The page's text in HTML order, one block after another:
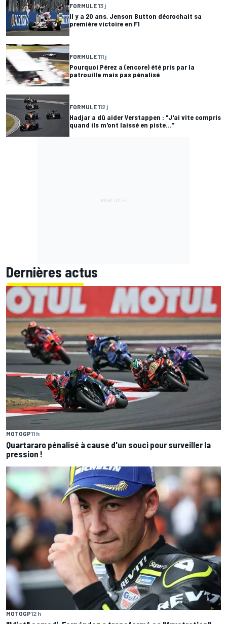
FORMULE 13 j
Il y a 20 ans, Jenson Button décrochait sa
première victoire en F1
FORMULE 111 j
Pourquoi Pérez a (encore) été pris par la
patrouille mais pas pénalisé
FORMULE 112 j
Hadjar a dû aider Verstappen : "J'ai vite compris
quand ils m'ont laissé en piste..."
Dernières actus
MOTOGP11 h
Quartararo pénalisé à cause d'un souci pour surveiller la
pression !
MOTOGP12 h